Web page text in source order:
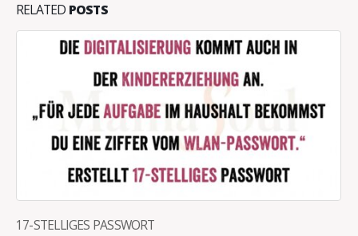
RELATED POSTS
17-STELLIGES PASSWORT